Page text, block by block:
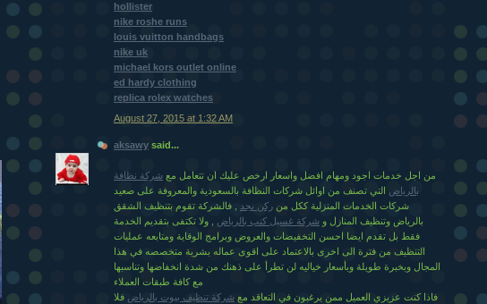
hollister
nike roshe runs
louis vuitton handbags
nike uk
michael kors outlet online
ed hardy clothing
replica rolex watches
August 27, 2015 at 1:32 AM
aksawy said...
من اجل خدمات اجود ومهام افضل واسعار ارخص عليك ان تتعامل مع شركة نظافة
بالرياض التي تصنف من اوائل شركات النظافة بالسعودية والمعروفة على صعيد
شركات الخدمات المنزلية ككل من ركن نجد , فالشركة تقوم بتنظيف الشقق
بالرياض وتنظيف المنازل و شركة غسيل كنب بالرياض , ولا تكتفى بتقديم الخدمة
فقط بل تقدم ايضا احسن التخفيضات والعروض وبرامج الوقاية ومتابعه عمليات
التنظيف من فترة الى اخرى بالاعتماد على اقوى عماله بشرية متخصصه في هذا
المجال وبخبرة طويلة وبأسعار خياليه لن تطرأ على ذهنك من شدة انخفاضها وتناسبها
مع كافة طبقات العملاء
فاذا كنت عزيزي العميل ممن يرغبون في التعاقد مع شركة تنظيف بيوت بالرياض فلا